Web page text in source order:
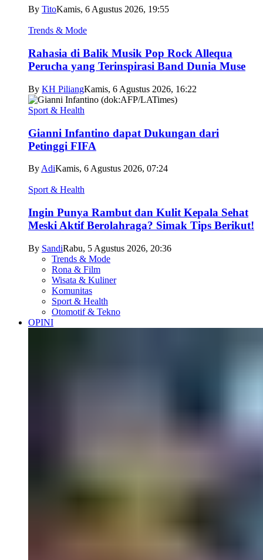
By TitoKamis, 6 Agustus 2026, 19:55
Trends & Mode
Rahasia di Balik Musik Pop Rock Allequa
Perucha yang Terinspirasi Band Dunia Muse
By KH PiliangKamis, 6 Agustus 2026, 16:22
Sport & Health
Gianni Infantino dapat Dukungan dari
Petinggi FIFA
By AdiKamis, 6 Agustus 2026, 07:24
Sport & Health
Ingin Punya Rambut dan Kulit Kepala Sehat
Meski Aktif Berolahraga? Simak Tips Berikut!
By SandiRabu, 5 Agustus 2026, 20:36
Trends & Mode
Rona & Film
Wisata & Kuliner
Komunitas
Sport & Health
Otomotif & Tekno
OPINI